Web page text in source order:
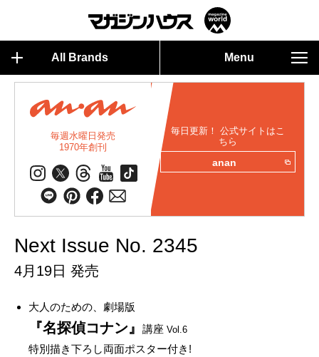
All Brands Menu
毎週水曜日発売
1970年創刊
毎日更新！ 公式サイトはこ
ちら
anan
Next Issue No. 2345
4月19日 発売
大人のための、劇場版
『名探偵コナン』 講座 Vol.6
特別描き下ろし両面ポスター付き!